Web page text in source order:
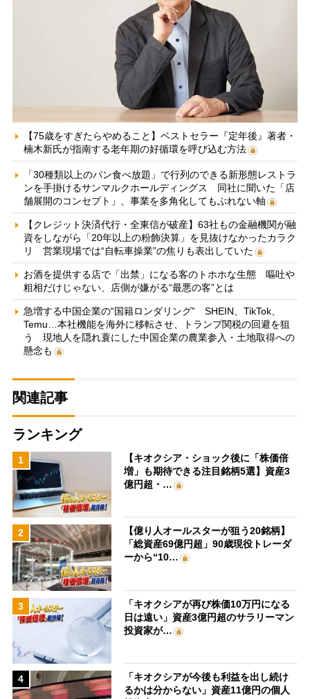
【75歳をすぎたらやめること】ベストセラー『定年後』著者・
楠木新氏が指南する老年期の好循環を呼び込む方法
「30種類以上のパン食べ放題」で行列のできる新形態レストラ
ンを手掛けるサンマルクホールディングス 同社に聞いた「店
舗展開のコンセプト」、事業を多角化してもぶれない軸
【クレジット決済代行・全東信が破産】63社もの金融機関が融
資をしながら「20年以上の粉飾決算」を見抜けなかったカラク
リ 営業現場では“自転車操業”の焦りも表出していた
お酒を提供する店で「出禁」になる客のトホホな生態 嘔吐や
粗相だけじゃない、店側が嫌がる“最悪の客”とは
急増する中国企業の“国籍ロンダリング” SHEIN、TikTok、
Temu…本社機能を海外に移転させ、トランプ関税の回避を狙
う 現地人を隠れ蓑にした中国企業の農業参入・土地取得への
懸念も
関連記事
ランキング
1
【キオクシア・ショック後に「株価倍
増」も期待できる注目銘柄5選】資産3
億円超・…
2
【億り人オールスターが狙う20銘柄】
「総資産69億円超」90歳現役トレーダ
ーから“10…
3
「キオクシアが再び株価10万円になる
日は遠い」資産3億円超のサラリーマン
投資家が…
4
「キオクシアが今後も利益を出し続け
るかは分からない」資産11億円の個人